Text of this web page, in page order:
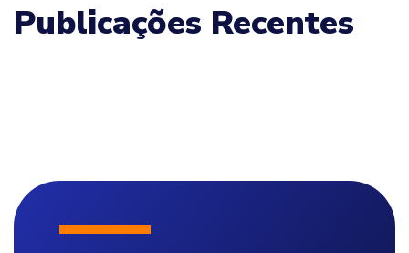
Publicações Recentes